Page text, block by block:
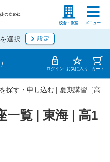
校舎・教室 メニュー
高等学校の先生
選択 設定
ログイン お気に入り カート
一覧 | 東海 | 高1
探す・申し込む | 夏期講習（高